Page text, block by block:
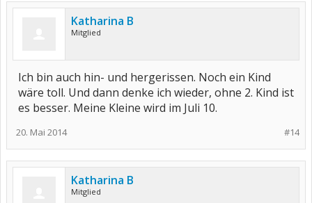
Katharina B
Mitglied
Ich bin auch hin- und hergerissen. Noch ein Kind
wäre toll. Und dann denke ich wieder, ohne 2. Kind ist
es besser. Meine Kleine wird im Juli 10.
#14
20. Mai 2014
Katharina B
Mitglied